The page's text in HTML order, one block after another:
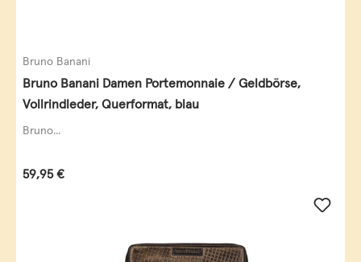
Bruno Banani
Bruno Banani Damen Portemonnaie / Geldbörse,
Vollrindleder, Querformat, blau
Bruno...
Regulärer Preis:
59,95 €